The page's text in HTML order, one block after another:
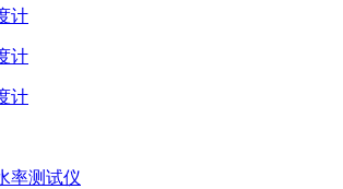
计
计
计
率测试仪